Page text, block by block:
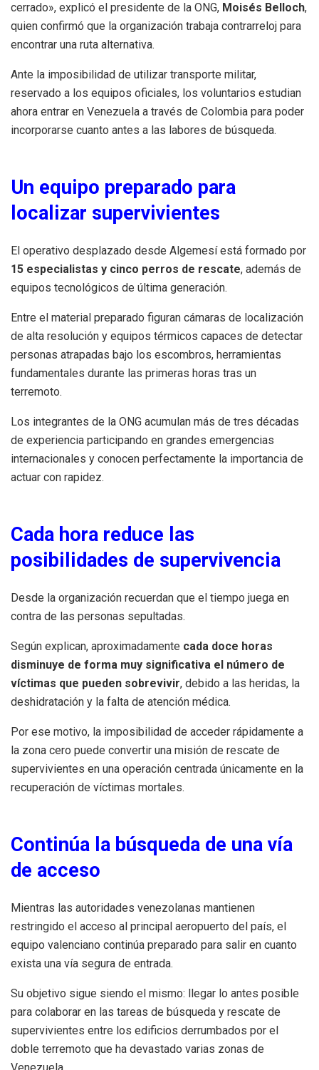
cerrado», explicó el presidente de la ONG, Moisés Belloch,
quien confirmó que la organización trabaja contrarreloj para
encontrar una ruta alternativa.
Ante la imposibilidad de utilizar transporte militar,
reservado a los equipos oficiales, los voluntarios estudian
ahora entrar en Venezuela a través de Colombia para poder
incorporarse cuanto antes a las labores de búsqueda.
Un equipo preparado para
localizar supervivientes
El operativo desplazado desde Algemesí está formado por
15 especialistas y cinco perros de rescate, además de
equipos tecnológicos de última generación.
Entre el material preparado figuran cámaras de localización
de alta resolución y equipos térmicos capaces de detectar
personas atrapadas bajo los escombros, herramientas
fundamentales durante las primeras horas tras un
terremoto.
Los integrantes de la ONG acumulan más de tres décadas
de experiencia participando en grandes emergencias
internacionales y conocen perfectamente la importancia de
actuar con rapidez.
Cada hora reduce las
posibilidades de supervivencia
Desde la organización recuerdan que el tiempo juega en
contra de las personas sepultadas.
Según explican, aproximadamente cada doce horas
disminuye de forma muy significativa el número de
víctimas que pueden sobrevivir, debido a las heridas, la
deshidratación y la falta de atención médica.
Por ese motivo, la imposibilidad de acceder rápidamente a
la zona cero puede convertir una misión de rescate de
supervivientes en una operación centrada únicamente en la
recuperación de víctimas mortales.
Continúa la búsqueda de una vía
de acceso
Mientras las autoridades venezolanas mantienen
restringido el acceso al principal aeropuerto del país, el
equipo valenciano continúa preparado para salir en cuanto
exista una vía segura de entrada.
Su objetivo sigue siendo el mismo: llegar lo antes posible
para colaborar en las tareas de búsqueda y rescate de
supervivientes entre los edificios derrumbados por el
doble terremoto que ha devastado varias zonas de